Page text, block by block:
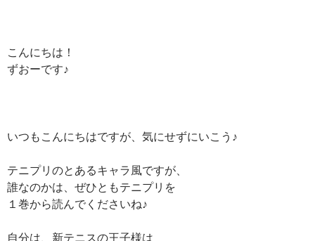
こんにちは！
ずおーです♪
いつもこんにちはですが、気にせずにいこう♪
テニプリのとあるキャラ風ですが、
誰なのかは、ぜひともテニプリを
１巻から読んでくださいね♪
自分は、新テニスの王子様は